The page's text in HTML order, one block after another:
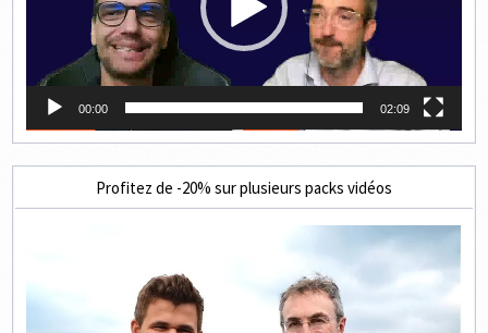
00:00 02:09
Profitez de -20% sur plusieurs packs vidéos